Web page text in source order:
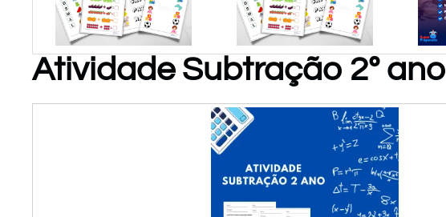
BAIXAR!
Atividades
Matemática
P/ Educ
Infantil
Atividade Subtração 2º ano